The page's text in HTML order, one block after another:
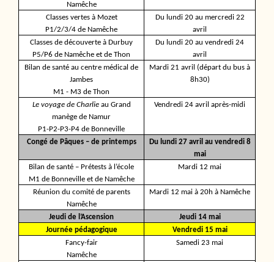
Namêche
Classes vertes à Mozet
P1/2/3/4 de Namêche
Du lundi 20 au mercredi 22
avril
Classes de découverte à Durbuy
P5/P6 de Namêche et de Thon
Du lundi 20 au vendredi 24
avril
Bilan de santé au centre médical de
Jambes
M1 - M3 de Thon
Mardi 21 avril (départ du bus à
8h30)
Le voyage de Charlieau Grand
manège de Namur
P1-P2-P3-P4 de Bonneville
Vendredi 24 avril après-midi
Congé de Pâques – de printemps
Du lundi 27 avril au vendredi 8
mai
Bilan de santé – Prétests à l’école
M1 de Bonneville et de Namêche
Mardi 12 mai
Réunion du comité de parents
Namêche
Mardi 12 mai à 20h à Namêche
Jeudi de l’Ascension
Jeudi 14 mai
Journée pédagogique
Vendredi 15 mai
Fancy-fair
Namêche
Samedi 23 mai